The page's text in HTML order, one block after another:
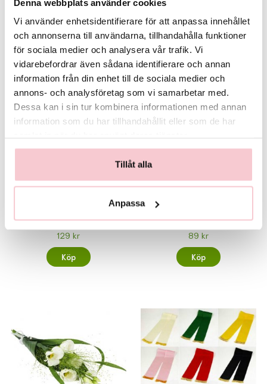
Denna webbplats använder cookies
Vi använder enhetsidentifierare för att anpassa innehållet
och annonserna till användarna, tillhandahålla funktioner
för sociala medier och analysera vår trafik. Vi
vidarebefordrar även sådana identifierare och annan
information från din enhet till de sociala medier och
annons- och analysföretag som vi samarbetar med.
Dessa kan i sin tur kombinera informationen med annan
information som du har tillhandahållit eller som de har
Tillåt alla
Anpassa
Det exakta antalet blommor i buketten samt deras färgton kan variera
blomsorter bytas ut mot likvärdiga alternativ men floristen säkerställer
alltid att bukettens färg, form och värde bevaras. Skulle detta inte vara
möjligt så kontaktas du innan leverans.
För fullständiga villkor, se:https://www.flowerhouse.se/info/villkor/
Rekommenderade tillbehör till denna produkt
Handbukett med en
rosa germini
129 kr
Köp
Handbukett med en röd
ros
89 kr
Köp